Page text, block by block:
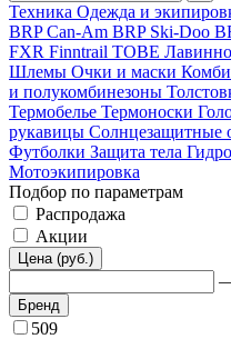
Техника Одежда и
BRP Can-Am BRP Ski-Doo
FXR Finntrail TOBE
Шлемы Очки и маски
и полукомбинезоны
Термобелье Термоноски
рукавицы Солнцезащитные
Футболки Защита тела
Мотоэкипировка
Подбор по параметрам
Распродажа
Акции
Цена (руб.)
Бренд
509